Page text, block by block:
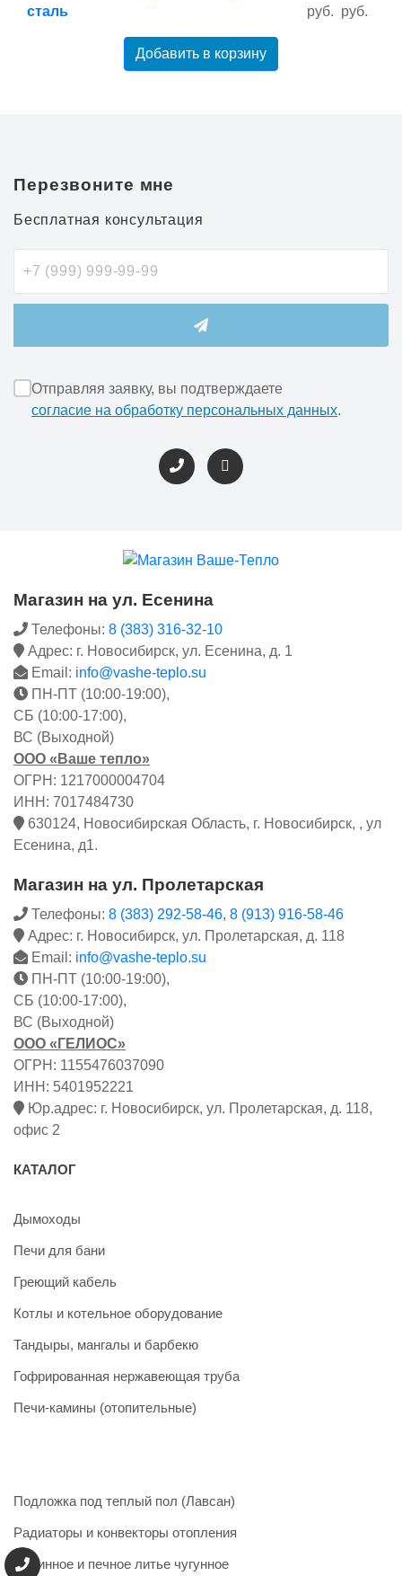
сталь
руб. руб.
Добавить в корзину
Перезвоните мне
Бесплатная консультация
Отправляя заявку, вы подтверждаете
согласие на обработку персональных данных.
Магазин на ул. Есенина
Телефоны: 8 (383) 316-32-10
Адрес: г. Новосибирск, ул. Есенина, д. 1
Email: info@vashe-teplo.su
ПН-ПТ (10:00-19:00),
СБ (10:00-17:00),
ВС (Выходной)
ООО «Ваше тепло»
ОГРН: 1217000004704
ИНН: 7017484730
630124, Новосибирская Область, г. Новосибирск, , ул
Есенина, д1.
Магазин на ул. Пролетарская
Телефоны: 8 (383) 292-58-46, 8 (913) 916-58-46
Адрес: г. Новосибирск, ул. Пролетарская, д. 118
Email: info@vashe-teplo.su
ПН-ПТ (10:00-19:00),
СБ (10:00-17:00),
ВС (Выходной)
ООО «ГЕЛИОС»
ОГРН: 1155476037090
ИНН: 5401952221
Юр.адрес: г. Новосибирск, ул. Пролетарская, д. 118,
офис 2
КАТАЛОГ
Дымоходы
Печи для бани
Греющий кабель
Котлы и котельное оборудование
Тандыры, мангалы и барбекю
Гофрированная нержавеющая труба
Печи-камины (отопительные)
Подложка под теплый пол (Лавсан)
Радиаторы и конвекторы отопления
Каминное и печное литье чугунное